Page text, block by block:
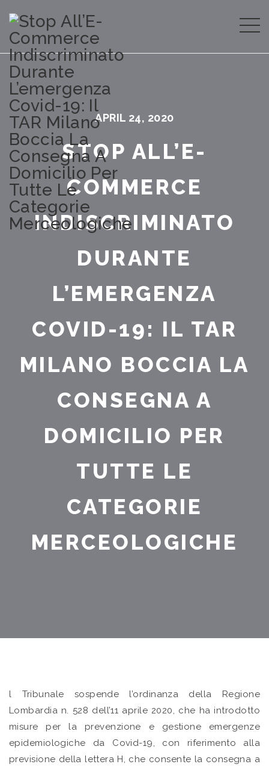
APRIL 24, 2020
STOP ALL’E-
COMMERCE
INDISCRIMINATO
DURANTE
L’EMERGENZA
COVID-19: IL TAR
MILANO BOCCIA LA
CONSEGNA A
DOMICILIO PER
TUTTE LE
CATEGORIE
MERCEOLOGICHE
l Tribunale sospende l’ordinanza della Regione
Lombardia n. 528 dell’11 aprile 2020, che ha introdotto
misure per la prevenzione e gestione emergenze
epidemiologiche da Covid-19, con riferimento alla
previsione della lettera H, che consente la consegna a